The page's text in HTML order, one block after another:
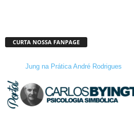
CURTA NOSSA FANPAGE
Jung na Prática André Rodrigues